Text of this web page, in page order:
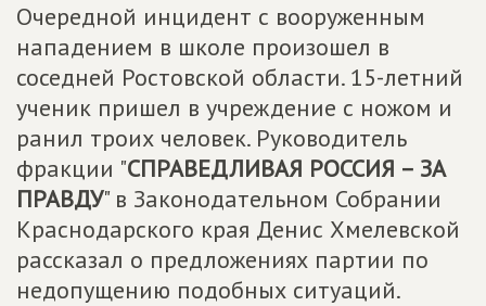
Очередной инцидент с вооруженным
нападением в школе произошел в
соседней Ростовской области. 15-летний
ученик пришел в учреждение с ножом и
ранил троих человек. Руководитель
фракции "СПРАВЕДЛИВАЯ РОССИЯ – ЗА
ПРАВДУ" в Законодательном Собрании
Краснодарского края Денис Хмелевской
рассказал о предложениях партии по
недопущению подобных ситуаций.